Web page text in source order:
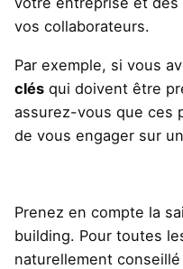
vos collaborateurs.
Par exemple, si vous
clés qui doivent être
assurez-vous que ces
de vous engager sur
Prenez en compte la
building. Pour toutes
naturellement